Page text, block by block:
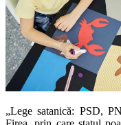
„Lege satanică: PSD,